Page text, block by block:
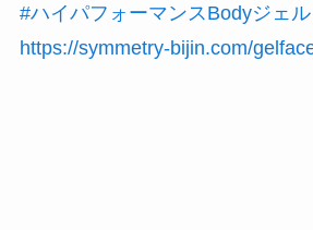
#ハイパフォーマンスBodyジェル
https://symmetry-bijin.com/